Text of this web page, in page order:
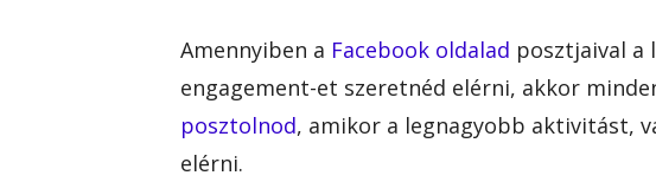
Amennyiben a Facebook oldalad posztjaival a
engagement-et szeretnéd elérni, akkor
posztolnod, amikor a legnagyobb aktivitást,
elérni.